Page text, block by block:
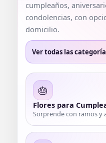
cumpleaños,
condolencias, con
domicilio.
Ver todas las
🎂
Flores para
Sorprende con ramos y